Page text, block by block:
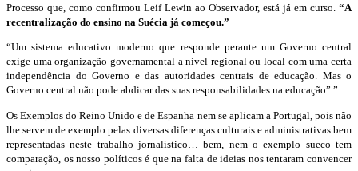
Processo que, como confirmou Leif Lewin ao Observador, está já em curso. “A
recentralização do ensino na Suécia já começou.”
“Um sistema educativo moderno que responde perante um Governo central
exige uma organização governamental a nível regional ou local com uma certa
independência do Governo e das autoridades centrais de educação. Mas o
Governo central não pode abdicar das suas responsabilidades na educação”.”
Os Exemplos do Reino Unido e de Espanha nem se aplicam a Portugal, pois não
lhe servem de exemplo pelas diversas diferenças culturais e administrativas bem
representadas neste trabalho jornalístico… bem, nem o exemplo sueco tem
comparação, os nosso políticos é que na falta de ideias nos tentaram convencer